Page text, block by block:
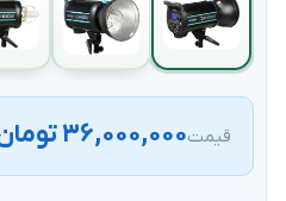
قیمت۳۶,۰۰۰,۰۰۰ تومان